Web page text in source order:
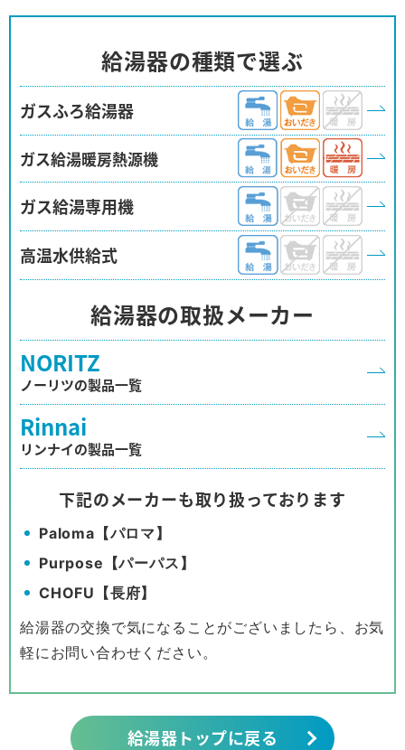
画像を拡大
給湯器の種類で選ぶ
ガスふろ給湯器
ガス給湯暖房熱源機
ガス給湯専用機
高温水供給式
給湯器の取扱メーカー
NORITZ
ノーリツの製品一覧
Rinnai
リンナイの製品一覧
下記のメーカーも取り扱っております
Paloma【パロマ】
Purpose【パーパス】
CHOFU【長府】
給湯器の交換で気になることがございましたら、お気
軽にお問い合わせください。
給湯器トップに戻る